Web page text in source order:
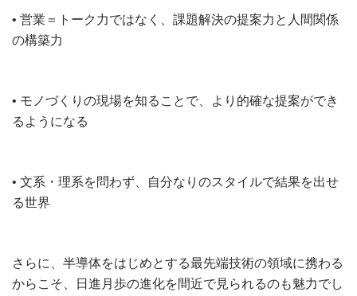
• 営業＝トーク力ではなく、課題解決の提案力と人間関係
の構築力
• モノづくりの現場を知ることで、より的確な提案ができ
るようになる
• 文系・理系を問わず、自分なりのスタイルで結果を出せ
る世界
さらに、半導体をはじめとする最先端技術の領域に携わる
からこそ、日進月歩の進化を間近で見られるのも魅力でし